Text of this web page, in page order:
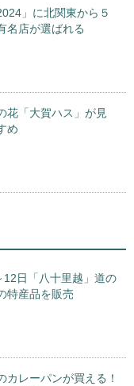
」に北関東から５
店が選ばれる
花「大賀ハス」が見
め
日「八十里越」道の
特産品を販売
カレーパンが買える！